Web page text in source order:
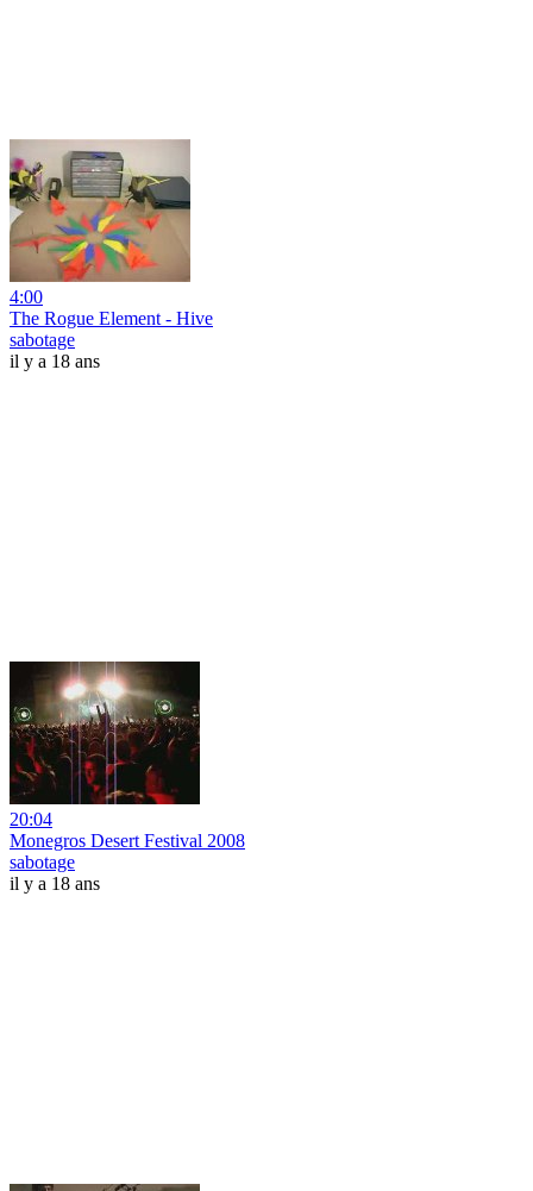
4:00
The Rogue Element - Hive
sabotage
il y a 18 ans
20:04
Monegros Desert Festival 2008
sabotage
il y a 18 ans